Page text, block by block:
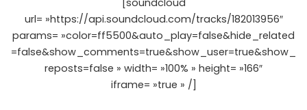
[soundcloud
url= »https://api.soundcloud.com/tracks/182013956″
params= »color=ff5500&auto_play=false&hide_related
=false&show_comments=true&show_user=true&show_
reposts=false » width= »100% » height= »166″
iframe= »true » /]